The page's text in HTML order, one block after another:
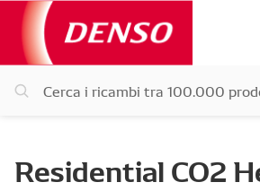
Residential CO2